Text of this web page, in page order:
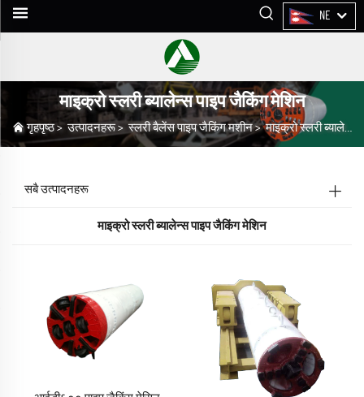
NE
माइक्रो स्लरी ब्यालेन्स पाइप जैकिंग मेशिन
गृहपृष्ठ>उत्पादनहरू >स्लरी बैलेंस पाइप जैकिंग मशीन>माइक्रो स्लरी ब्यालेन्स पाइप जैकिंग मेशिन
सबै उत्पादनहरू
माइक्रो स्लरी ब्यालेन्स पाइप जैकिंग मेशिन